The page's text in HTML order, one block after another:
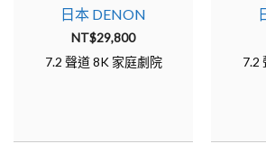
0
o
u
t
o
f
日本 DENON
NT$29,800
7.2 聲道 8K 家庭劇院
7.2